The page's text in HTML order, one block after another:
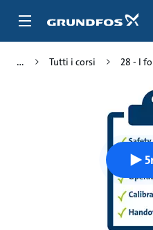
Tutti i corsi 28 - I